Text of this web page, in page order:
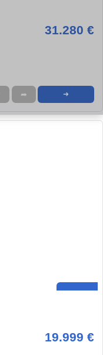
31.280 €
➦ ➜
19.999 €